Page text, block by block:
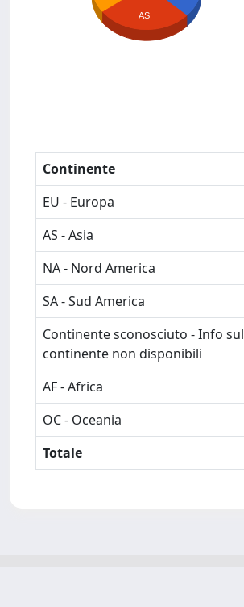
AS
Continente
EU - Europa
AS - Asia
NA - Nord America
SA - Sud America
Continente sconosciuto - Info sul
continente non disponibili
AF - Africa
OC - Oceania
Totale